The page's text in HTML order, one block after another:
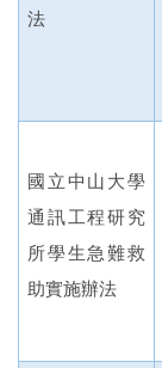
法
國立中山大學
通訊工程研究
所學生急難救
助實施辦法